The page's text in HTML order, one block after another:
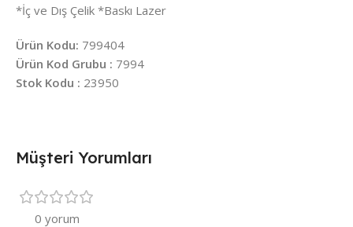
*İç ve Dış Çelik *Baskı Lazer
Ürün Kodu: 799404
Ürün Kod Grubu : 7994
Stok Kodu : 23950
Müşteri Yorumları
0 yorum